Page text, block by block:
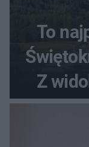
To
Z
szczyt